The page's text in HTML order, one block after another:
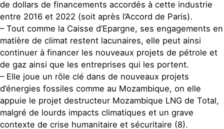
de dollars de financements accordés à cette industrie
entre 2016 et 2022 (soit après l’Accord de Paris).
– Tout comme la Caisse d’Epargne, ses engagements en
matière de climat restent lacunaires, elle peut ainsi
continuer à financer les nouveaux projets de pétrole et
de gaz ainsi que les entreprises qui les portent.
– Elle joue un rôle clé dans de nouveaux projets
d’énergies fossiles comme au Mozambique, on elle
appuie le projet destructeur Mozambique LNG de Total,
malgré de lourds impacts climatiques et un grave
contexte de crise humanitaire et sécuritaire (8).